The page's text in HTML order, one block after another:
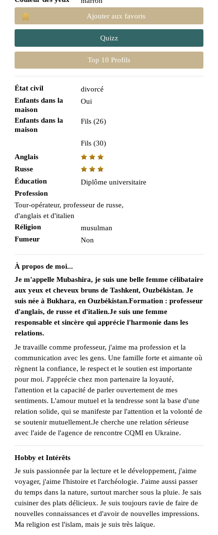
Ajouter aux favoris
Quizz
Top 10 Profils
État civil
divorcé
Enfants dans la
maison
Oui
Enfants dans la
maison
Fils (26)
Fils (30)
Anglais
Russe
Éducation
Diplôme universitaire
Profession
Tour-opérateur, professeur de russe,
d'anglais et d'italien
Réligion
musulman
Fumeur
Non
À propos de moi...
Je m'appelle Mubashira, je suis une belle femme célibataire
aux yeux et cheveux bruns de Tashkent, Ouzbékistan. Je
suis née à Bukhara, en Ouzbékistan.Formation : professeur
d'anglais, de russe et d'italien.Je suis une femme
responsable et sincère qui apprécie l'harmonie dans les
relations.
Je travaille comme professeur, j'aime ma profession et la
communication avec les gens. Une famille forte et aimante où
règnent la confiance, le respect et le soutien est importante
pour moi. J'apprécie chez mon partenaire la loyauté,
l'attention et la capacité de parler ouvertement de mes
sentiments. L'amour mutuel et la tendresse sont la base d'une
relation solide, qui se manifeste par l'attention et la volonté de
se soutenir mutuellement.Je cherche une relation sérieuse
avec l'aide de l'agence de rencontre CQMI en Ukraine.
Hobby et Intérêts
Je suis passionnée par la lecture et le développement, j'aime
voyager, j'aime l'histoire et l'archéologie. J'aime aussi passer
du temps dans la nature, surtout marcher sous la pluie. Je sais
cuisiner des plats délicieux. Je suis toujours ravie de faire de
nouvelles connaissances et d'avoir de nouvelles impressions.
Ma religion est l'islam, mais je suis très laïque.